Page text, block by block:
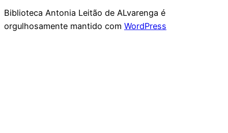
Biblioteca Antonia Leitão de ALvarenga é
orgulhosamente mantido com WordPress